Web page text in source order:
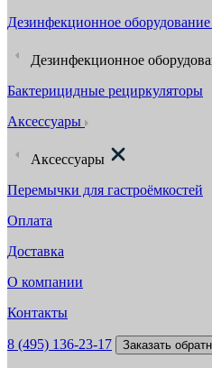
Дезинфекционное оборудование
Дезинфекционное
Бактерицидные рециркуляторы
Аксессуары
Аксессуары
Перемычки для гастроёмкостей
Оплата
Доставка
О компании
Контакты
8 (495) 136-23-17 Заказать